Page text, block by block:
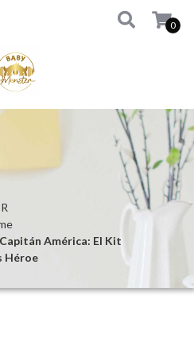
0
América: El Kit
Héroe